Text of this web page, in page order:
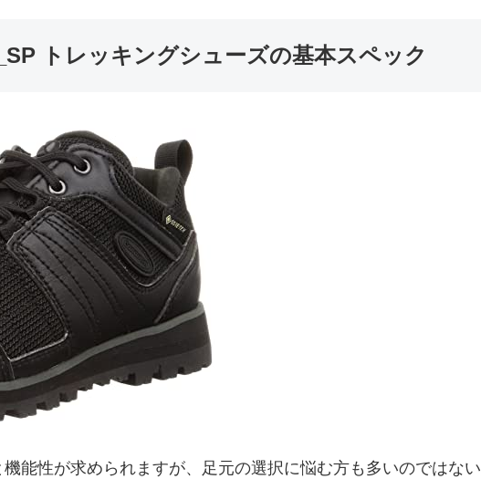
トレッキングシューズの基本スペック
能性が求められますが、足元の選択に悩む方も多いのではない